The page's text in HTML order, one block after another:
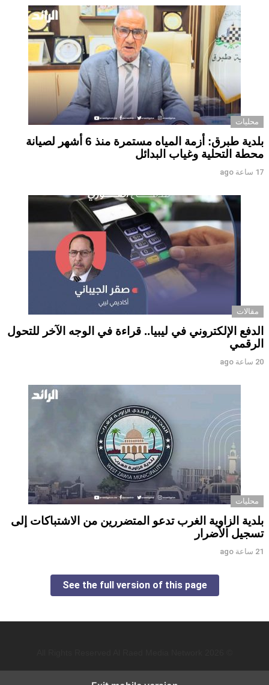
محليات
بلدية طبرق: أزمة المياه مستمرة منذ 6 أشهر لصيانة
محطة التحلية وغياب البدائل ‏ ‏
17 ساعة ago
مقالات
الدفع الإلكتروني في ليبيا.. قراءة في الوجه الآخر للتحول
الرقمي ‏
20 ساعة ago
محليات
بلدية الزاوية الغرب تدعو المتضررين من الاشتباكات إلى
تسجيل الأضرار
21 ساعة ago
See the full version of this page